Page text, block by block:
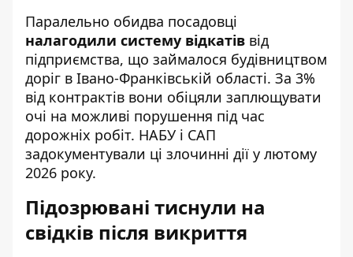
Паралельно обидва посадовці
налагодили систему відкатів від
підприємства, що займалося будівництвом
доріг в Івано-Франківській області. За 3%
від контрактів вони обіцяли заплющувати
очі на можливі порушення під час
дорожніх робіт. НАБУ і САП
задокументували ці злочинні дії у лютому
2026 року.
Підозрювані тиснули на
свідків після викриття